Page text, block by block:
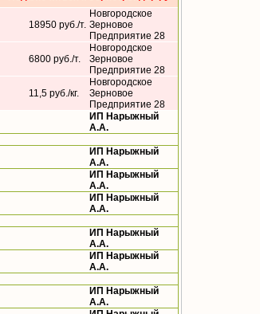
18950 руб./т.
Новгородское
Зерновое
Предприятие 28
6800 руб./т.
Новгородское
Зерновое
Предприятие 28
11,5 руб./кг.
Новгородское
Зерновое
Предприятие 28
ИП Нарыжный
А.А.
ИП Нарыжный
А.А.
ИП Нарыжный
А.А.
ИП Нарыжный
А.А.
ИП Нарыжный
А.А.
ИП Нарыжный
А.А.
ИП Нарыжный
А.А.